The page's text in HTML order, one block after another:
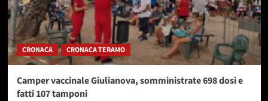
Sarà
istituita
la
“zona
30”
CRONACA CRONACA TERAMO
Camper vaccinale Giulianova, somministrate 698 dosi e
fatti 107 tamponi